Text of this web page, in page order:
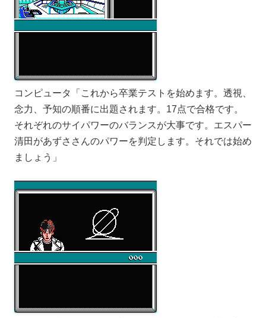
コンピュータ「これから卒業テストを始めます。透視、
念力、予知の順番に出題されます。17点で合格です。
それぞれのサイパワーのバランスが大事です。エスパー
清田があずささんのパワーを判定します。それでは始め
ましょう」